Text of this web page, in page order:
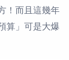
！而且這幾年
算」可是大爆